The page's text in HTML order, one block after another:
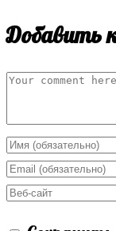
Добавить
Comment
Enter
your
name
Enter
your
Enter